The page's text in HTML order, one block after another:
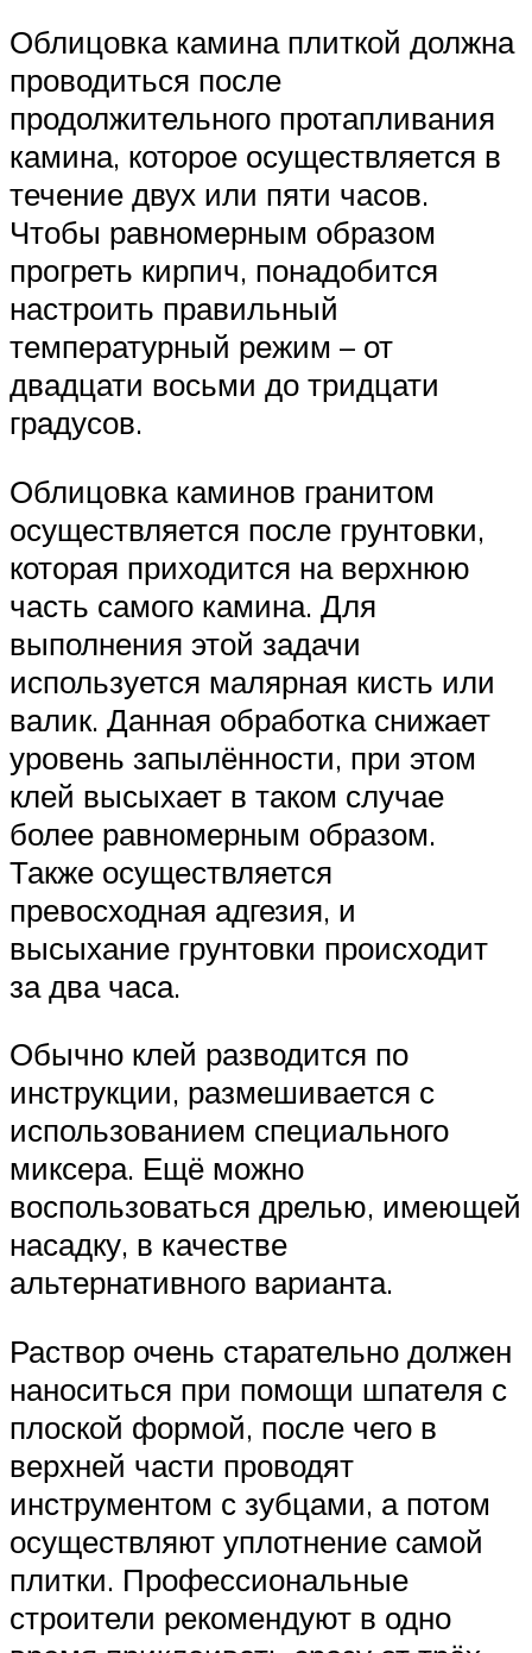
Облицовка камина плиткой должна
проводиться после
продолжительного протапливания
камина, которое осуществляется в
течение двух или пяти часов.
Чтобы равномерным образом
прогреть кирпич, понадобится
настроить правильный
температурный режим – от
двадцати восьми до тридцати
градусов.
Облицовка каминов гранитом
осуществляется после грунтовки,
которая приходится на верхнюю
часть самого камина. Для
выполнения этой задачи
используется малярная кисть или
валик. Данная обработка снижает
уровень запылённости, при этом
клей высыхает в таком случае
более равномерным образом.
Также осуществляется
превосходная адгезия, и
высыхание грунтовки происходит
за два часа.
Обычно клей разводится по
инструкции, размешивается с
использованием специального
миксера. Ещё можно
воспользоваться дрелью, имеющей
насадку, в качестве
альтернативного варианта.
Раствор очень старательно должен
наноситься при помощи шпателя с
плоской формой, после чего в
верхней части проводят
инструментом с зубцами, а потом
осуществляют уплотнение самой
плитки. Профессиональные
строители рекомендуют в одно